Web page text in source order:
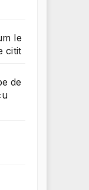
le
citit
de